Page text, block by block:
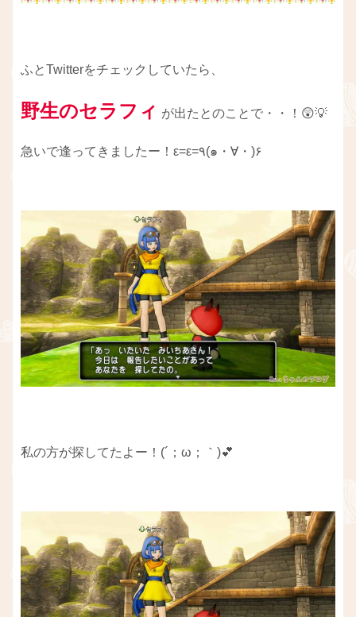
ふとTwitterをチェックしていたら、
野生のセラフィ が出たとのことで・・！😲💡
急いで逢ってきましたー！ε=ε=٩(๑・∀・)۶
私の方が探してたよー！(´；ω；｀)💕